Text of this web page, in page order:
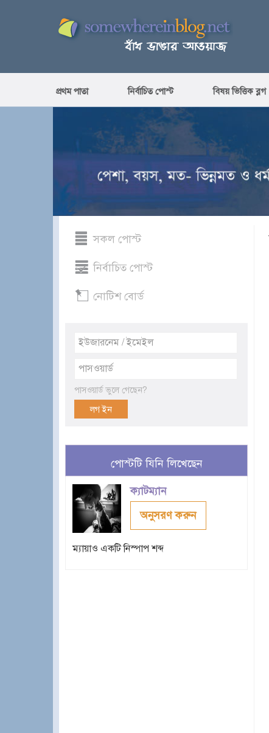
প্রথম পাতা নির্বাচিত পোস্ট বিষয় ভিত্তিক ব্লগ
সকল পোস্ট
নির্বাচিত পোস্ট
নোটিশ বোর্ড
পাসওয়ার্ড ভুলে গেছেন?
পোস্টটি যিনি লিখেছেন
ক্যাটম্যান
অনুসরণ করুন
ম্যায়াও একটি নিস্পাপ শব্দ